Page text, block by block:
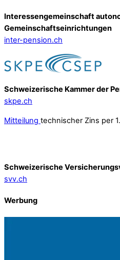
Interessengemeinschaft
Gemeinschafts­einrichtungen
inter-pension.ch
Schweizerische Kammer der
skpe.ch
Mitteilung technischer Zins per
Schweizerische
svv.ch
Werbung